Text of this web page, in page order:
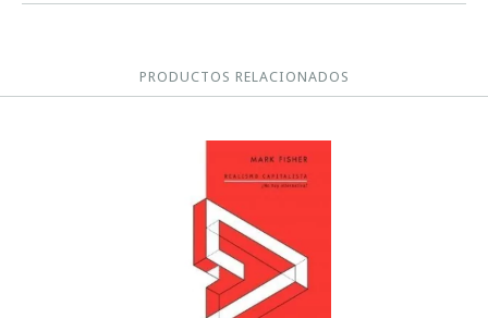
PRODUCTOS RELACIONADOS